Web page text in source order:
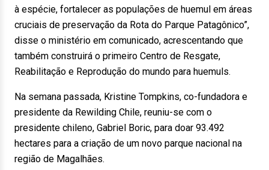
à espécie, fortalecer as populações de huemul em áreas
cruciais de preservação da Rota do Parque Patagônico”,
disse o ministério em comunicado, acrescentando que
também construirá o primeiro Centro de Resgate,
Reabilitação e Reprodução do mundo para huemuls.
Na semana passada, Kristine Tompkins, co-fundadora e
presidente da Rewilding Chile, reuniu-se com o
presidente chileno, Gabriel Boric, para doar 93.492
hectares para a criação de um novo parque nacional na
região de Magalhães.